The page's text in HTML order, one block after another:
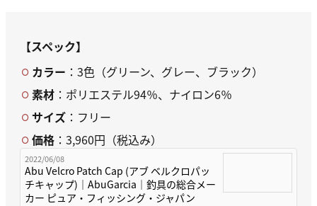
【スペック】
カラー ：3色（グリーン、グレー、ブラック）
素材 ：ポリエステル94％、ナイロン6％
サイズ ：フリー
価格 ：3,960円（税込み）
2022/06/08
Abu Velcro Patch Cap (アブ ベルクロパッ
チキャップ)｜AbuGarcia｜釣具の総合メー
カー ピュア・フィッシング・ジャパン